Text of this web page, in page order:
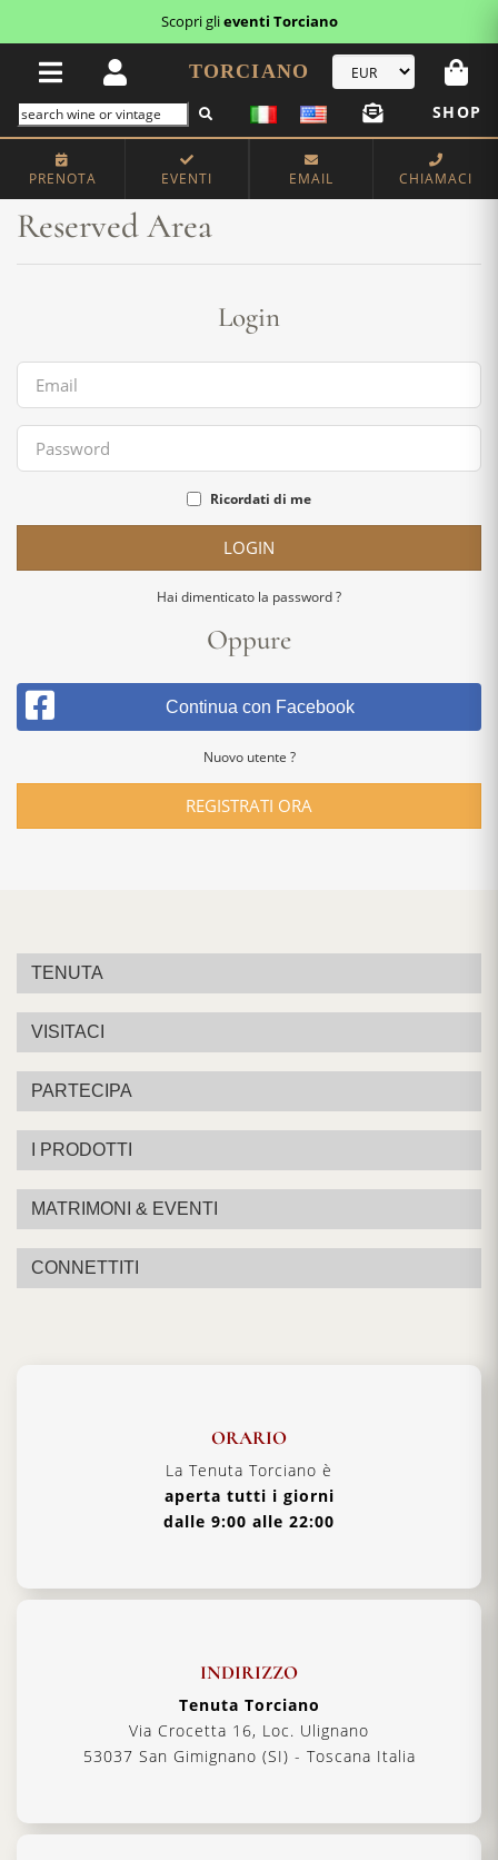
Scopri glieventi Torciano
TORCIANO
SHOP
PRENOTA EVENTI EMAIL CHIAMACI
Home Reserved Area
Reserved Area
Login
Ricordati di me
LOGIN
Hai dimenticato la password ?
Oppure
Continua con Facebook
Nuovo utente ?
REGISTRATI ORA
TENUTA
VISITACI
PARTECIPA
I PRODOTTI
MATRIMONI & EVENTI
CONNETTITI
ORARIO
La Tenuta Torciano è
aperta tutti i giorni
dalle 9:00 alle 22:00
INDIRIZZO
Tenuta Torciano
Via Crocetta 16, Loc. Ulignano
53037 San Gimignano (SI) - Toscana Italia